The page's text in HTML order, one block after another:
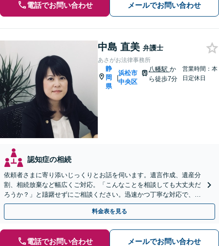
電話でお問い合わせ メールでお問い合わせ
中島 直美 弁護士
あさがお法律事務所
静
岡
県
|
浜松市
中央区
八幡駅 か
ら徒歩7分
営業時間：本
日定休日
認知症の相続
依頼者さまに寄り添いじっくりとお話を伺います。遺言作成、遺産分
割、相続放棄など幅広くご対応。「こんなことを相談しても大丈夫だ
ろうか？」と躊躇せずにご相談ください。迅速かつ丁寧な対応で、今
後の親族関係も考慮しながら進めます。
料金表を見る
電話でお問い合わせ メールでお問い合わせ